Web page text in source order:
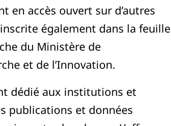
en accès ouvert sur d’autres
également dans la feuille
du Ministère de
et de l’Innovation.
dédié aux institutions et
publications et données